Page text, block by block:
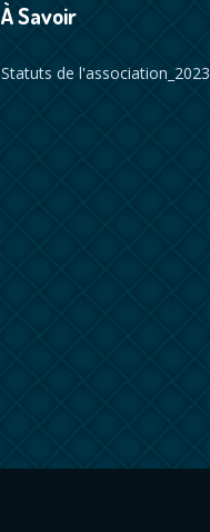
À Savoir
Statuts de l'association_2023